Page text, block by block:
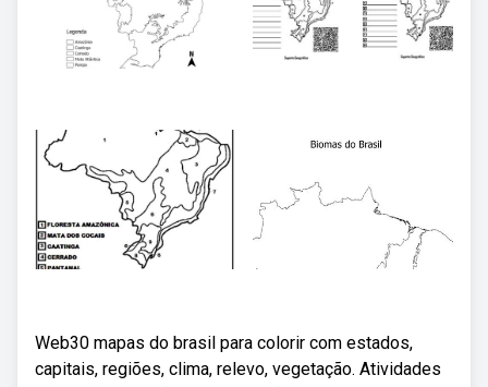
Web30 mapas do brasil para colorir com estados,
capitais, regiões, clima, relevo, vegetação. Atividades